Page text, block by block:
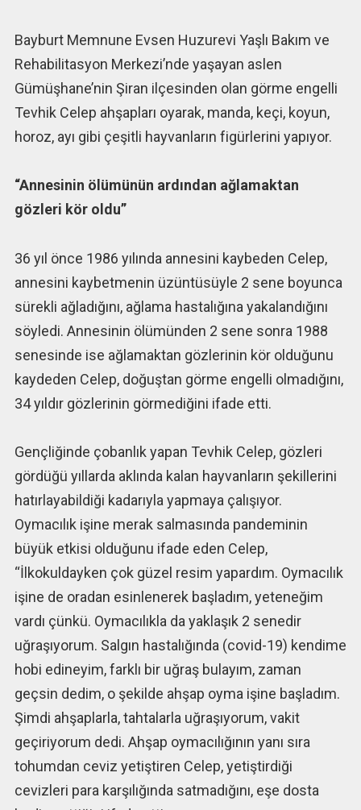
Bayburt Memnune Evsen Huzurevi Yaşlı Bakım ve
Rehabilitasyon Merkezi’nde yaşayan aslen
Gümüşhane’nin Şiran ilçesinden olan görme engelli
Tevhik Celep ahşapları oyarak, manda, keçi, koyun,
horoz, ayı gibi çeşitli hayvanların figürlerini yapıyor.
“Annesinin ölümünün ardından ağlamaktan
gözleri kör oldu”
36 yıl önce 1986 yılında annesini kaybeden Celep,
annesini kaybetmenin üzüntüsüyle 2 sene boyunca
sürekli ağladığını, ağlama hastalığına yakalandığını
söyledi. Annesinin ölümünden 2 sene sonra 1988
senesinde ise ağlamaktan gözlerinin kör olduğunu
kaydeden Celep, doğuştan görme engelli olmadığını,
34 yıldır gözlerinin görmediğini ifade etti.
Gençliğinde çobanlık yapan Tevhik Celep, gözleri
gördüğü yıllarda aklında kalan hayvanların şekillerini
hatırlayabildiği kadarıyla yapmaya çalışıyor.
Oymacılık işine merak salmasında pandeminin
büyük etkisi olduğunu ifade eden Celep,
“İlkokuldayken çok güzel resim yapardım. Oymacılık
işine de oradan esinlenerek başladım, yeteneğim
vardı çünkü. Oymacılıkla da yaklaşık 2 senedir
uğraşıyorum. Salgın hastalığında (covid-19) kendime
hobi edineyim, farklı bir uğraş bulayım, zaman
geçsin dedim, o şekilde ahşap oyma işine başladım.
Şimdi ahşaplarla, tahtalarla uğraşıyorum, vakit
geçiriyorum dedi. Ahşap oymacılığının yanı sıra
tohumdan ceviz yetiştiren Celep, yetiştirdiği
cevizleri para karşılığında satmadığını, eşe dosta